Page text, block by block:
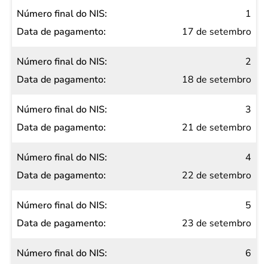
Número
final do
Data de
pagamento
1
17 de setembro
2
18 de setembro
3
21 de setembro
4
22 de setembro
5
23 de setembro
6